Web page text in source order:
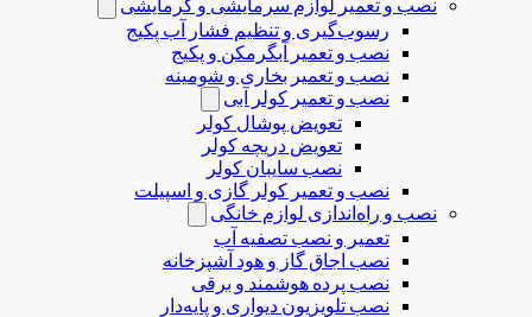
نصب و تعمیر لوازم سرمایشی و گرمایشی
رسوب‌گیری و تنظیم فشار آب پکیج
نصب و تعمیر آبگرمکن و پکیج
نصب و تعمیر بخاری و شومینه
نصب و تعمیر کولر آبی
تعویض پوشال کولر
تعویض دریچه کولر
نصب سایبان کولر
نصب و تعمیر کولر گازی و اسپیلت
نصب و راه‌اندازی لوازم خانگی
تعمیر و نصب تصفیه آب
نصب اجاق گاز و هود آشپزخانه
نصب پرده هوشمند و برقی
نصب تلویزیون دیواری و پایه‌دار